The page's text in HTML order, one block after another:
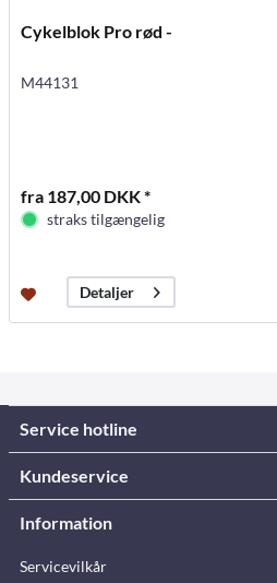
Cykelblok Pro rød -
M44131
fra 187,00 DKK *
straks tilgængelig
Detaljer
Service hotline
Kundeservice
Information
Servicevilkår